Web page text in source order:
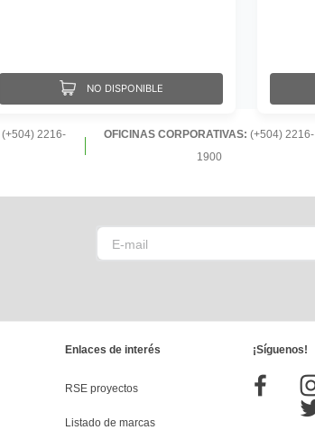
NO DISPONIBLE
(+504) 2216-
OFICINAS CORPORATIVAS: (+504) 2216-
1900
Enlaces de interés
RSE proyectos
Listado de marcas
¡Síguenos!